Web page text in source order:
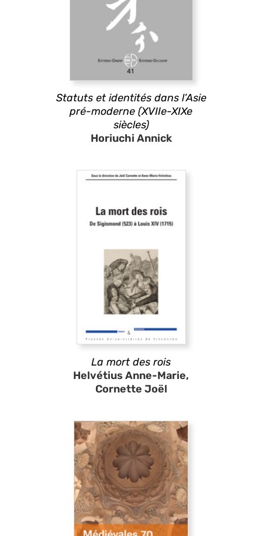
Statuts et identités dans l’Asie
pré-moderne (XVIIe-XIXe
siècles)
Horiuchi Annick
La mort des rois
Helvétius Anne-Marie,
Cornette Joël